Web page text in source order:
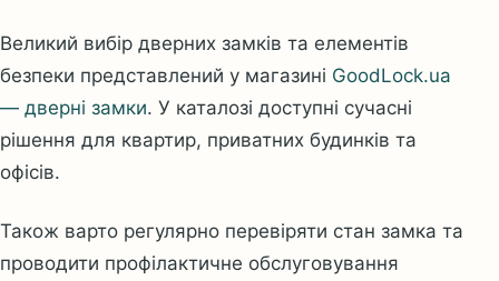
Великий вибір дверних замків та елементів
безпеки представлений у магазині GoodLock.ua
— дверні замки. У каталозі доступні сучасні
рішення для квартир, приватних будинків та
офісів.
Також варто регулярно перевіряти стан замка та
проводити профілактичне обслуговування